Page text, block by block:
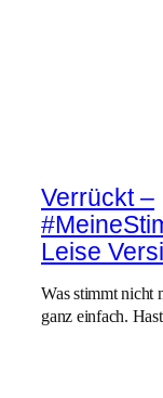
Verrückt –
Leise
Was stimmt nicht
ganz einfach.